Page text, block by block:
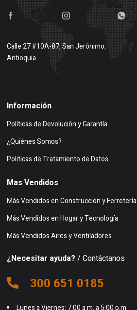
Calle 27 #10A-87, San Jerónimo,
Antioquia
Información
Políticas de Devolución y Garantía
¿Quiénes Somos?
Politicas de Tratamiento de Datos
Mas Vendidos
Más Vendidos en Construcción y Ferretería
Más Vendidos en Hogar y Tecnología
Más Vendidos Aires y Ventiladores
¿Necesitar ayuda? / Contáctanos
300 651 0185
Lunes a Viernes: 7:00 a.m. a 5:00 p.m.